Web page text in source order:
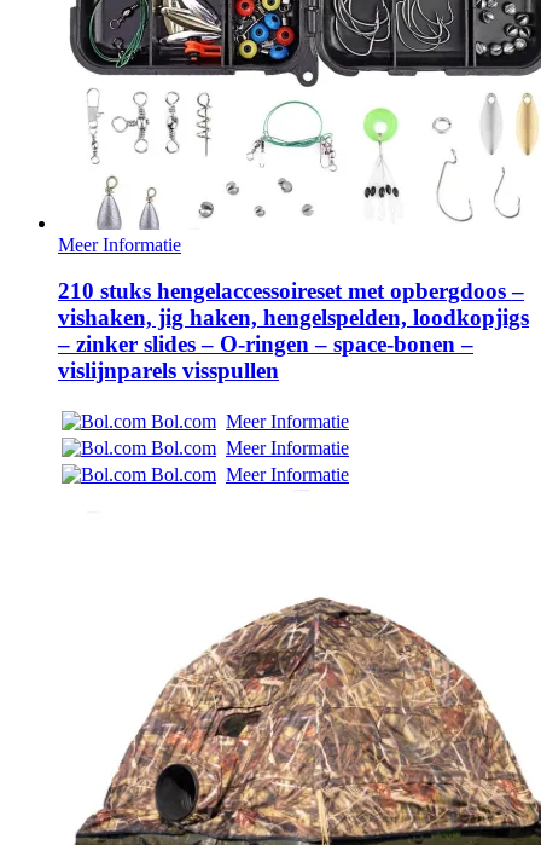
Meer Informatie
210 stuks hengelaccessoireset met opbergdoos –
vishaken, jig haken, hengelspelden, loodkopjigs
– zinker slides – O-ringen – space-bonen –
vislijnparels visspullen
Bol.com Meer Informatie
Bol.com Meer Informatie
Bol.com Meer Informatie